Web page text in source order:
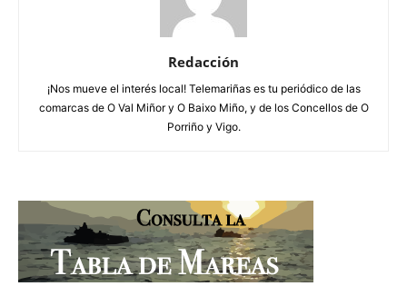
Redacción
¡Nos mueve el interés local! Telemariñas es tu periódico de las
comarcas de O Val Miñor y O Baixo Miño, y de los Concellos de O
Porriño y Vigo.